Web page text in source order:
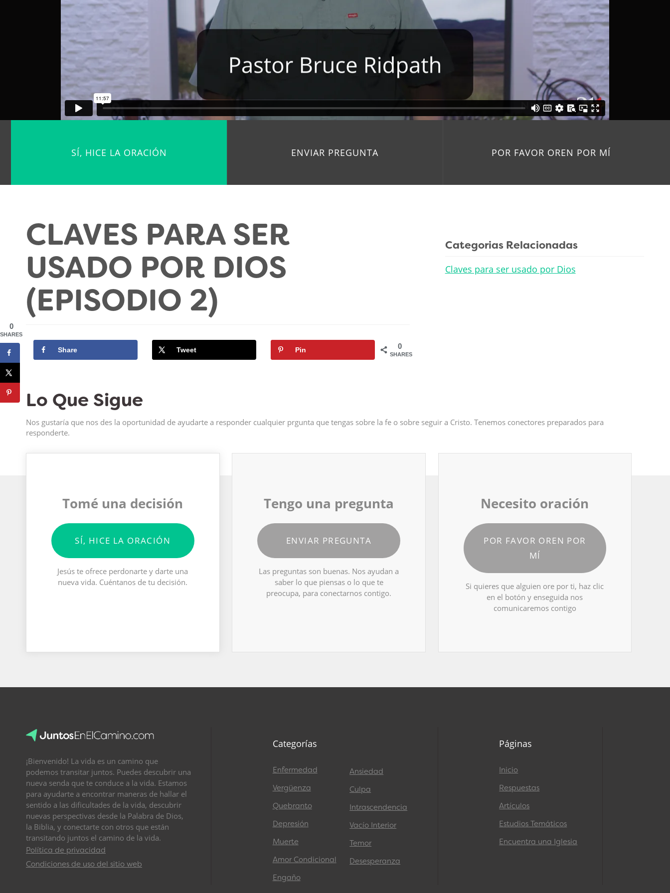
SÍ, HICE LA ORACIÓN ENVIAR PREGUNTA POR FAVOR OREN POR MÍ
CLAVES PARA SER
USADO POR DIOS
(EPISODIO 2)
0
SHARES
Share Tweet Pin
Categorias Relacionadas
Claves para ser usado por Dios
Lo Que Sigue
Nos gustaría que nos des la oportunidad de ayudarte a responder cualquier prgunta que tengas sobre la fe o sobre seguir a Cristo. Tenemos conectores preparados para
responderte.
Tomé una decisión
SÍ, HICE LA ORACIÓN
Jesús te ofrece perdonarte y darte una
nueva vida. Cuéntanos de tu decisión.
Tengo una pregunta
ENVIAR PREGUNTA
Las preguntas son buenas. Nos ayudan a
saber lo que piensas o lo que te
preocupa, para conectarnos contigo.
Necesito oración
POR FAVOR OREN POR
MÍ
Si quieres que alguien ore por ti, haz clic
en el botón y enseguida nos
comunicaremos contigo
¡Bienvenido! La vida es un camino que
podemos transitar juntos. Puedes descubrir una
nueva senda que te conduce a la vida. Estamos
para ayudarte a encontrar maneras de hallar el
sentido a las dificultades de la vida, descubrir
nuevas perspectivas desde la Palabra de Dios,
la Biblia, y conectarte con otros que están
transitando juntos el camino de la vida.
Política de privacidad
Condiciones de uso del sitio web
Categorías
Enfermedad
Vergüenza
Quebranto
Depresión
Muerte
Amor Condicional
Engaño
Ansiedad
Culpa
Intrascendencia
Vacío Interior
Temor
Desesperanza
Páginas
Inicio
Respuestas
Artículos
Estudios Temáticos
Encuentra una Iglesia
0
SHARES